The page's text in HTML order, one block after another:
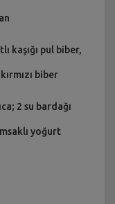
kaşığı pul biber,
biber
2 su bardağı
yoğurt